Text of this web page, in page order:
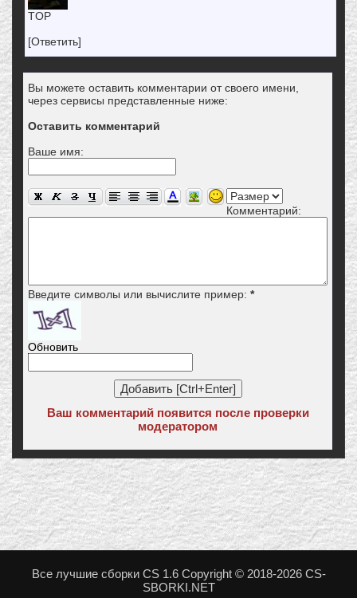
TOP
[Ответить]
Вы можете оставить комментарии от своего имени,
через сервисы представленные ниже:
Оставить комментарий
Ваше имя:
Комментарий:
Введите символы или вычислите пример: *
Обновить
Ваш комментарий появится после проверки
модератором
Все лучшие сборки CS 1.6 Copyright © 2018-2026 CS-
SBORKI.NET